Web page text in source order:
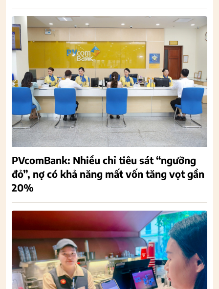
PVcomBank: Nhiều chỉ tiêu sát “ngưỡng
đỏ”, nợ có khả năng mất vốn tăng vọt gần
20%